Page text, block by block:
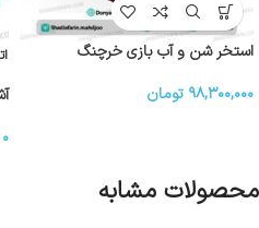
استخر شن و آب بازی خرچنگ
۹۸,۳۰۰,۰۰۰ تومان
۰
محصولات مشابه